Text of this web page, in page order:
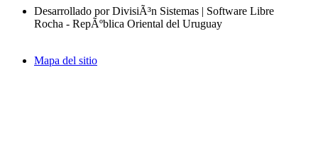
Desarrollado por DivisiÃ³n Sistemas | Software Libre
Rocha - RepÃºblica Oriental del Uruguay
Mapa del sitio